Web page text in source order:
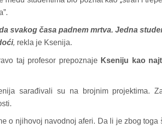
svakog časa padnem mrtva. Jedna
, rekla je Ksenija.
taj profesor prepoznaje Kseniju kao
sarađivali su na brojnim projektima.
o njihovoj navodnoj aferi. Da li je zbog
kod04-